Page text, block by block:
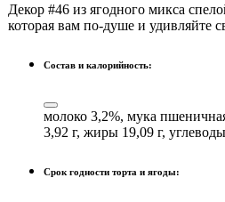
Декор #46 из ягодного микса
которая вам по-душе и удивляйте
Состав и калорийность:
молоко 3,2%, мука
3,92 г, жиры 19,09 г,
Срок годности торта и ягоды: